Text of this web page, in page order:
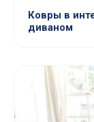
Ковры в
диваном